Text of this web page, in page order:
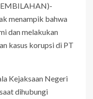
menampik bahwa
dan melakukan
kasus korupsi di PT
Kejaksaan Negeri
dihubungi